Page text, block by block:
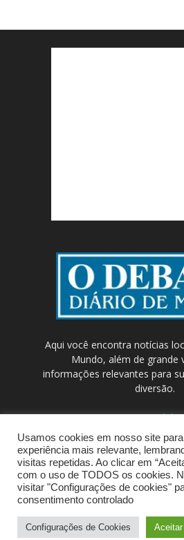
Aqui você encontra notícias
Mundo, além de grande
informações relevantes para
diversão.
Contato:
Usamos cookies em nosso site
experiência mais relevante,
visitas repetidas. Ao clicar em
com o uso de TODOS os cookies.
visitar "Configurações de cookies"
consentimento controlado
Configurações de Cookies Aceitar